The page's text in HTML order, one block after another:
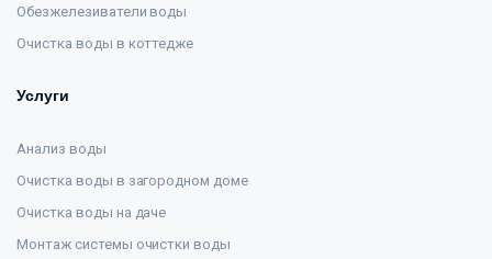
Обезжелезиватели воды
Очистка воды в коттедже
Услуги
Анализ воды
Очистка воды в загородном доме
Очистка воды на даче
Монтаж системы очистки воды